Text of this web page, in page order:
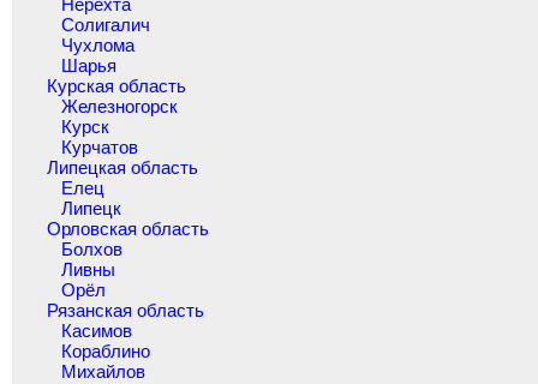
Нерехта
Солигалич
Чухлома
Шарья
Курская область
Железногорск
Курск
Курчатов
Липецкая область
Елец
Липецк
Орловская область
Болхов
Ливны
Орёл
Рязанская область
Касимов
Кораблино
Михайлов